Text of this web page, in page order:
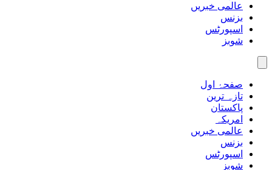
عالمی خبریں
بزنس
اسپورٹس
شوبز
صفحۂ اول
تازہ ترین
پاکستان
امریکہ
عالمی خبریں
بزنس
اسپورٹس
شوبز